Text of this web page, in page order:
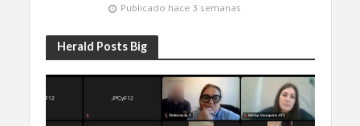
Publicado hace 3 semanas
Herald Posts Big